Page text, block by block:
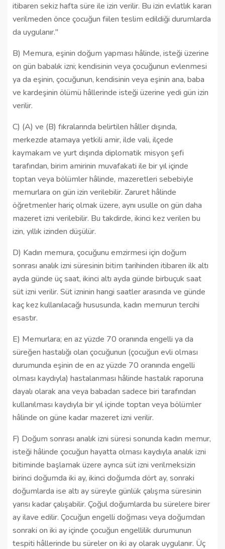
itibaren sekiz hafta süre ile izin verilir. Bu izin evlatlık kararı
verilmeden önce çocuğun fiilen teslim edildiği durumlarda
da uygulanır."
B) Memura, eşinin doğum yapması hâlinde, isteği üzerine
on gün babalık izni; kendisinin veya çocuğunun evlenmesi
ya da eşinin, çocuğunun, kendisinin veya eşinin ana, baba
ve kardeşinin ölümü hâllerinde isteği üzerine yedi gün izin
verilir.
C) (A) ve (B) fıkralarında belirtilen hâller dışında,
merkezde atamaya yetkili amir, ilde vali, ilçede
kaymakam ve yurt dışında diplomatik misyon şefi
tarafından, birim amirinin muvafakati ile bir yıl içinde
toptan veya bölümler hâlinde, mazeretleri sebebiyle
memurlara on gün izin verilebilir. Zaruret hâlinde
öğretmenler hariç olmak üzere, aynı usulle on gün daha
mazeret izni verilebilir. Bu takdirde, ikinci kez verilen bu
izin, yıllık izinden düşülür.
D) Kadın memura, çocuğunu emzirmesi için doğum
sonrası analık izni süresinin bitim tarihinden itibaren ilk altı
ayda günde üç saat, ikinci altı ayda günde birbuçuk saat
süt izni verilir. Süt izninin hangi saatler arasında ve günde
kaç kez kullanılacağı hususunda, kadın memurun tercihi
esastır.
E) Memurlara; en az yüzde 70 oranında engelli ya da
süreğen hastalığı olan çocuğunun (çocuğun evli olması
durumunda eşinin de en az yüzde 70 oranında engelli
olması kaydıyla) hastalanması hâlinde hastalık raporuna
dayalı olarak ana veya babadan sadece biri tarafından
kullanılması kaydıyla bir yıl içinde toptan veya bölümler
hâlinde on güne kadar mazeret izni verilir.
F) Doğum sonrası analık izni süresi sonunda kadın memur,
isteği hâlinde çocuğun hayatta olması kaydıyla analık izni
bitiminde başlamak üzere ayrıca süt izni verilmeksizin
birinci doğumda iki ay, ikinci doğumda dört ay, sonraki
doğumlarda ise altı ay süreyle günlük çalışma süresinin
yarısı kadar çalışabilir. Çoğul doğumlarda bu sürelere birer
ay ilave edilir. Çocuğun engelli doğması veya doğumdan
sonraki on iki ay içinde çocuğun engellilik durumunun
tespiti hâllerinde bu süreler on iki ay olarak uygulanır. Üç